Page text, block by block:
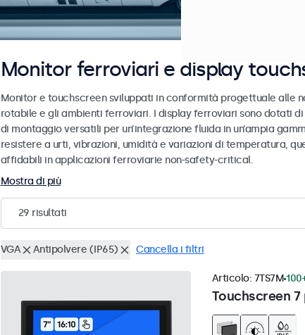
Monitor ferroviari e display
Monitor e touchscreen sviluppati in conformità progettuale alle
rotabile e gli ambienti ferroviari. I display ferroviari sono dotati
di montaggio versatili per un’integrazione fluida in un’ampia
resistere a urti, vibrazioni, umidità e variazioni di temperatura,
affidabili in applicazioni ferroviarie non-safety-critical.
Mostra di più
29 risultati
VGA Antipolvere (IP65) Cancella i filtri
Touchscreen
Articolo: 7TS7M